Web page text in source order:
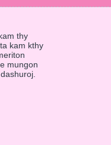
thy
kam kthy
mungon